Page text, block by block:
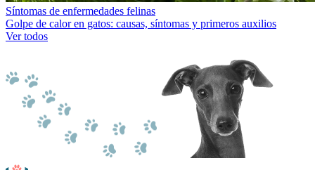
Síntomas de enfermedades felinas
Golpe de calor en gatos: causas, síntomas y primeros auxilios
Ver todos